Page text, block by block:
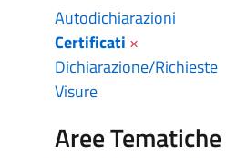
Autodichiarazioni
Certificati ×
Dichiarazione/Richieste
Visure
Aree Tematiche